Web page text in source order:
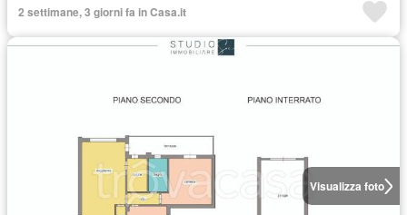
2 settimane, 3 giorni fa in Casa.it
Visualizza foto